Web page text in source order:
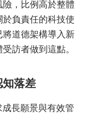
，比例高於整體
負責任的科技使
道德架構導入新
訪者做到這點。
知落差
長願景與有效管